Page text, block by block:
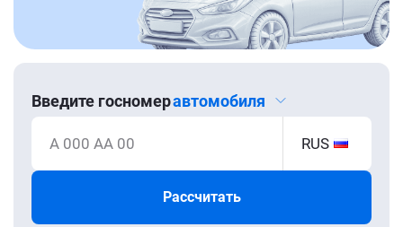
Введите госномеравтомобиля
А 000 АА 00 RUS
Рассчитать